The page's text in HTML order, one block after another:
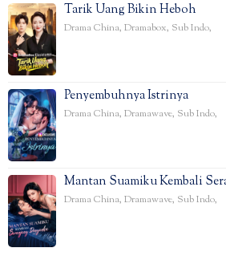
Tarik Uang Bikin Heboh
Drama China, Dramabox, Sub Indo,
Penyembuhnya Istrinya
Drama China, Dramawave, Sub Indo,
Mantan Suamiku Kembali
Drama China, Dramawave, Sub Indo,